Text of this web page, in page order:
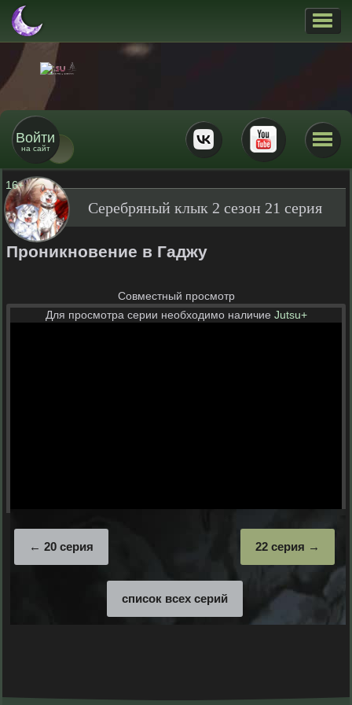
Войти
на сайт
16+
Серебряный клык 2 сезон 21 серия
Проникновение в Гаджу
Совместный просмотр
Для просмотра серии необходимо наличие Jutsu+
22 серия
20 серия
список всех серий